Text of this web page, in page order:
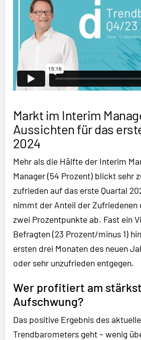
Markt im Interim
Aussichten für das
2024
Mehr als die Hälfte der Interim
Manager (54 Prozent) blickt sehr
zufrieden auf das erste Quartal
nimmt der Anteil der
zwei Prozentpunkte ab. Fast ein
Befragten (23 Prozent/minus 1)
ersten drei Monaten des neuen
oder sehr unzufrieden entgegen.
Wer profitiert am
Aufschwung?
Das positive Ergebnis des
Trendbarometers geht – wenig